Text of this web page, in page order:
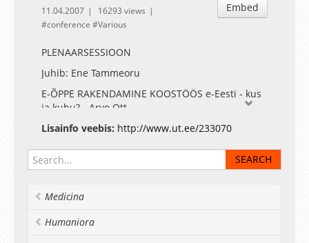
Embed
11.04.2007
16293 views
conference
Various
PLENAARSESSIOON
Juhib: Ene Tammeoru
E-ÕPPE RAKENDAMINE KOOSTÖÖS e-Eesti - kus
ja kuhu? - Arvo Ott
E-Riigi Akadeemia Sihtasutus E-õpe üld- ja
E-õppeprotsessi juhtimine: eksperimendid,
Tallinna Tehnikaülikool
Lisainfo veebis: http://www.ut.ee/233070
Medicina
Humaniora